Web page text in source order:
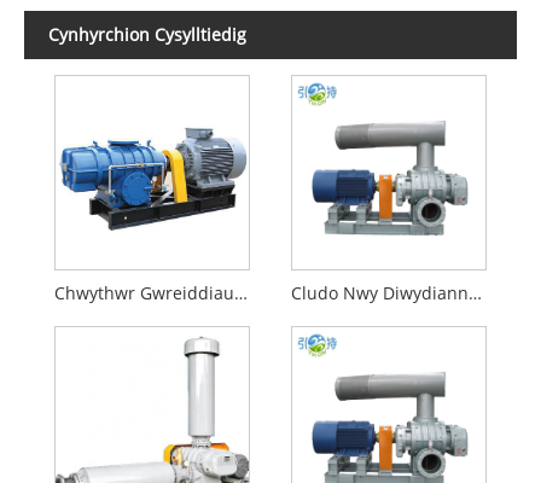
Cynhyrchion Cysylltiedig
Chwythwr Gwreiddiau Cadarnhaol Cyplu Uniongyrchol Cludo Nwy Diwydiannol Chwythwr Gwreiddiau Cyplu Uniongyrchol